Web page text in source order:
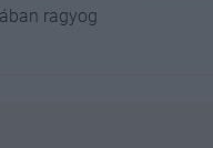
ragyog